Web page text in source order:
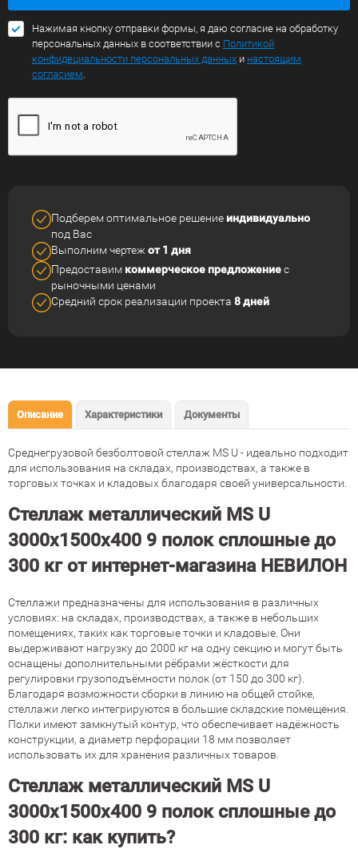
Нажимая кнопку отправки формы, я даю согласие на обработку
персональных данных в соответствии с Политикой
конфидециальности персональных данных и настоящим
согласием
Подберем оптимальное решение индивидуально
под Вас
Выполним чертеж от 1 дня
Предоставим коммерческое предложениес
рыночными ценами
Средний срок реализации проекта 8 дней
Описание Характеристики Документы
Среднегрузовой безболтовой стеллаж MS U - идеально подходит
для использования на складах, производствах, а также в
торговых точках и кладовых благодаря своей универсальности.
Стеллаж металлический MS U
3000х1500х400 9 полок сплошные до
300 кг от интернет-магазина НЕВИЛОН
Стеллажи предназначены для использования в различных
условиях: на складах, производствах, а также в небольших
помещениях, таких как торговые точки и кладовые. Они
выдерживают нагрузку до 2000 кг на одну секцию и могут быть
оснащены дополнительными рёбрами жёсткости для
регулировки грузоподъёмности полок (от 150 до 300 кг).
Благодаря возможности сборки в линию на общей стойке,
стеллажи легко интегрируются в большие складские помещения.
Полки имеют замкнутый контур, что обеспечивает надёжность
конструкции, а диаметр перфорации 18 мм позволяет
использовать их для хранения различных товаров.
Стеллаж металлический MS U
3000х1500х400 9 полок сплошные до
300 кг: как купить?